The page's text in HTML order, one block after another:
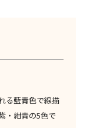
る藍青色で線描
・紺青の5色で